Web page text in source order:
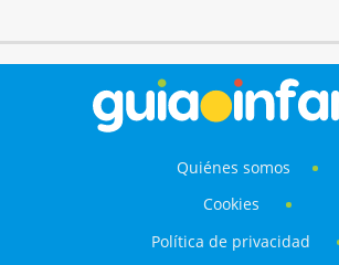
Quiénes somos
Cookies
Política de privacidad